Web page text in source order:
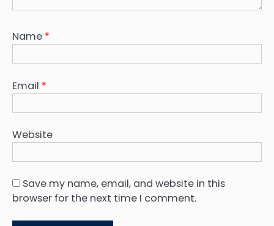
Name *
Email *
Website
Save my name, email, and website in this
browser for the next time I comment.